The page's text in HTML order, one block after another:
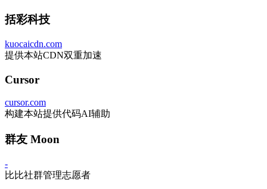
括彩科技
kuocaicdn.com
提供本站CDN双重加速
Cursor
cursor.com
构建本站提供代码AI辅助
群友 Moon
-
比比社群管理志愿者